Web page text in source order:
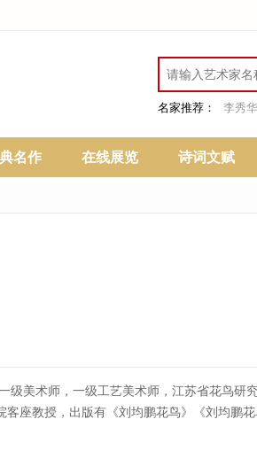
名家推荐： 李秀华
名作 在线展览 诗词文赋
级美术师，一级工艺美术师，江苏省花鸟研
座教授，出版有《刘均鹏花鸟》《刘均鹏